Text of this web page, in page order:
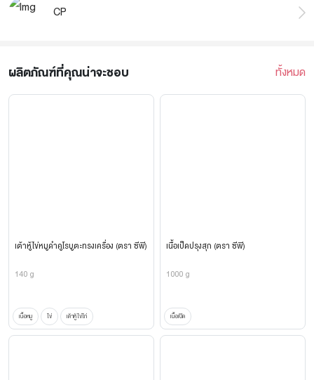
CP
ผลิตภัณฑ์ที่คุณน่าจะชอบ ทั้งหมด
เต้าหู้ไข่หมูดำคูโรบูตะทรงเครื่อง (ตรา ซีพี)
140 g
เนื้อหมู ไข่ เต้าหู้ไข่ไก่
เนื้อเป็ดปรุงสุก (ตรา ซีพี)
1000 g
เนื้อเป็ด